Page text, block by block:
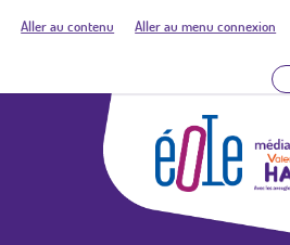
Aller au contenu Aller au menu connexion